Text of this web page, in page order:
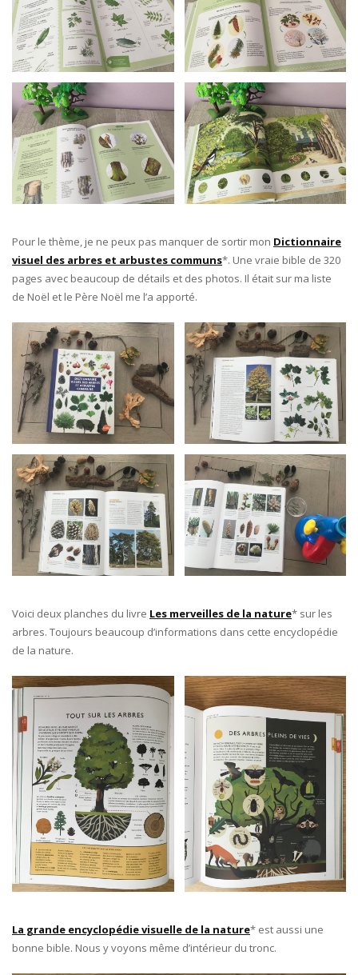
Pour le thème, je ne peux pas manquer de sortir mon Dictionnaire
visuel des arbres et arbustes communs*. Une vraie bible de 320
pages avec beaucoup de détails et des photos. Il était sur ma liste
de Noël et le Père Noël me l’a apporté.
Voici deux planches du livre Les merveilles de la nature* sur les
arbres. Toujours beaucoup d’informations dans cette encyclopédie
de la nature.
La grande encyclopédie visuelle de la nature* est aussi une
bonne bible. Nous y voyons même d’intérieur du tronc.